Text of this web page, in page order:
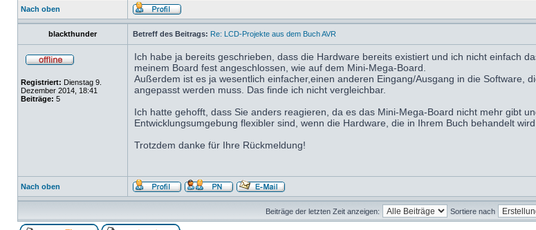
Nach oben
blackthunder Betreff des Beitrags: Re: LCD-Projekte aus dem Buch AVR
Registriert: Dienstag 9.
Dezember 2014, 18:41
Beiträge: 5
Ich habe ja bereits geschrieben, dass die Hardware bereits existiert und ich nicht einfach
meinem Board fest angeschlossen, wie auf dem Mini-Mega-Board.
Außerdem ist es ja wesentlich einfacher,einen anderen Eingang/Ausgang in die Software,
angepasst werden muss. Das finde ich nicht vergleichbar.
Ich hatte gehofft, dass Sie anders reagieren, da es das Mini-Mega-Board nicht mehr gibt
Entwicklungsumgebung flexibler sind, wenn die Hardware, die in Ihrem Buch behandelt
Trotzdem danke für Ihre Rückmeldung!
Nach oben
Beiträge der letzten Zeit anzeigen: Sortiere nach